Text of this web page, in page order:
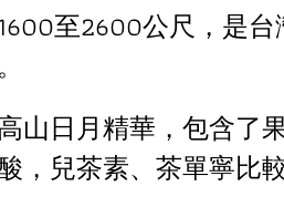
至2600公尺，是
山日月精華，包含了
兒茶素、茶單寧比